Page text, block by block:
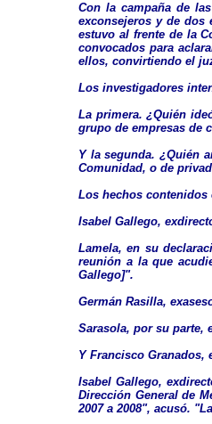
Con la campaña de
exconsejeros y de dos
estuvo al frente de la
convocados para
ellos, convirtiendo el
Los investigadores
La primera. ¿Quién
grupo de empresas de
Y la segunda. ¿Quién
Comunidad, o de
Los hechos contenidos
Isabel Gallego,
Lamela, en su
reunión a la que
Gallego]".
Germán Rasilla,
Sarasola, por su parte,
Y Francisco Granados,
Isabel Gallego,
Dirección General de
2007 a 2008", acusó.